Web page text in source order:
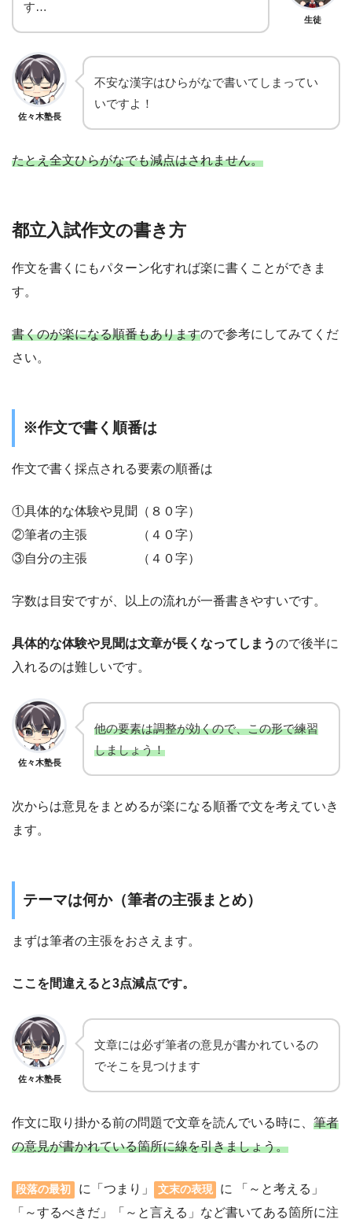
生徒
す…
佐々木塾長
不安な漢字はひらがなで書いてしまってい
いですよ！
たとえ全文ひらがなでも減点はされません。
都立入試作文の書き方
作文を書くにもパターン化すれば楽に書くことができま
す。
書くのが楽になる順番もありますので参考にしてみてくだ
さい。
※作文で書く順番は
作文で書く採点される要素の順番は
①具体的な体験や見聞（８０字）
②筆者の主張 （４０字）
③自分の主張 （４０字）
字数は目安ですが、以上の流れが一番書きやすいです。
具体的な体験や見聞は文章が長くなってしまうので後半に
入れるのは難しいです。
佐々木塾長
他の要素は調整が効くので、この形で練習
しましょう！
次からは意見をまとめるが楽になる順番で文を考えていき
ます。
テーマは何か（筆者の主張まとめ）
まずは筆者の主張をおさえます。
ここを間違えると3点減点です。
佐々木塾長
文章には必ず筆者の意見が書かれているの
でそこを見つけます
作文に取り掛かる前の問題で文章を読んでいる時に、 筆者
の意見が書かれている箇所に線を引きましょう。
段落の最初 に「つまり」 文末の表現
に 「～と考える」
「～するべきだ」「～と言える」など書いてある箇所に注